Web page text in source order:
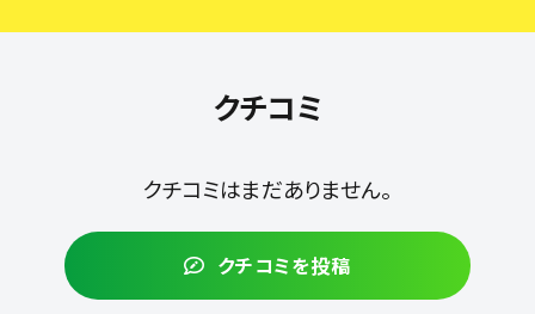
クチコミ
クチコミはまだありません。
クチコミを投稿